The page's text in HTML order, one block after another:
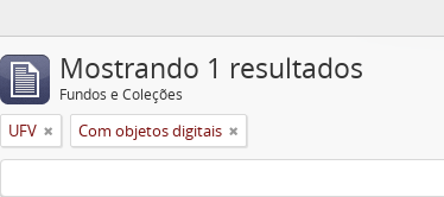
Mostrando 1 resultados
Fundos e Coleções
UFV Com objetos digitais